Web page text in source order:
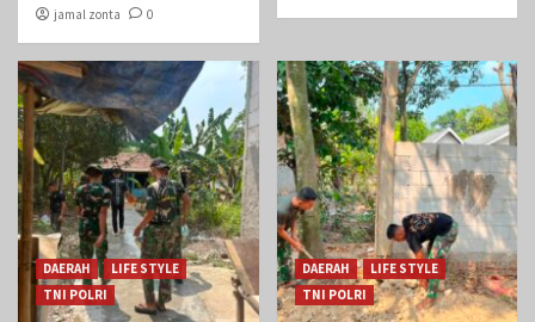
jamal zonta 0
DAERAH
LIFE STYLE
TNI POLRI
DAERAH
LIFE STYLE
TNI POLRI